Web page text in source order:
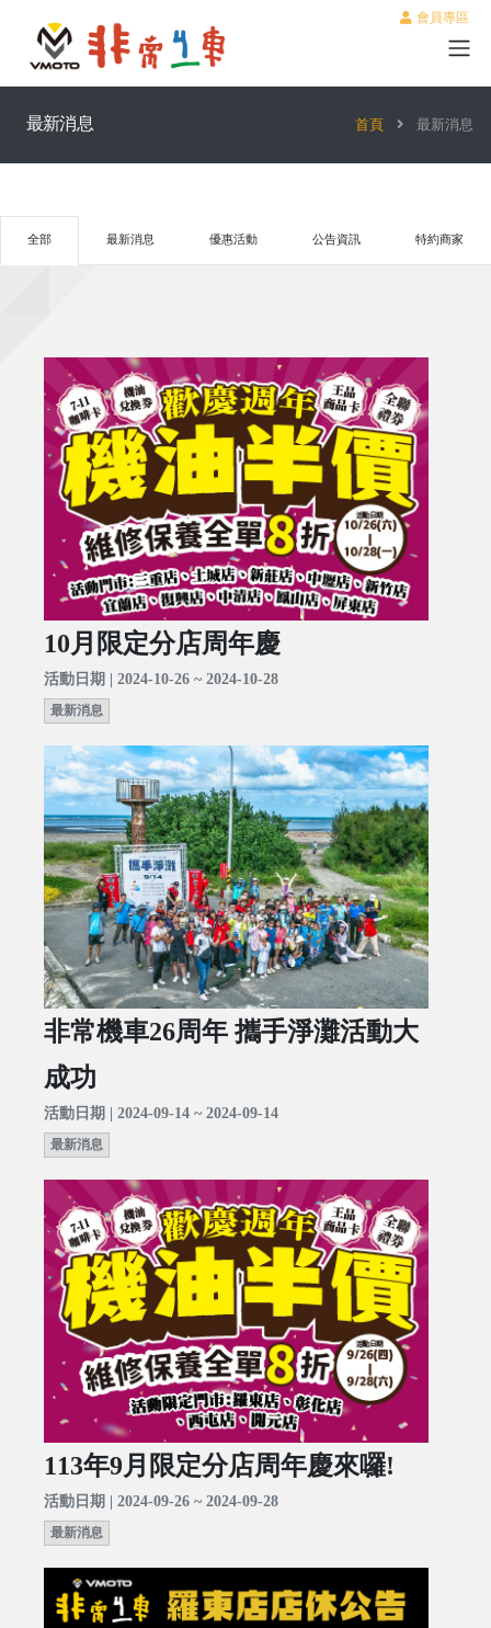
會員專區
最新消息 首頁 最新消息
全部 最新消息 優惠活動 公告資訊 特約商家
10月限定分店周年慶
活動日期 | 2024-10-26 ~ 2024-10-28
最新消息
非常機車26周年 攜手淨灘活動大
成功
活動日期 | 2024-09-14 ~ 2024-09-14
最新消息
113年9月限定分店周年慶來囉!
活動日期 | 2024-09-26 ~ 2024-09-28
最新消息